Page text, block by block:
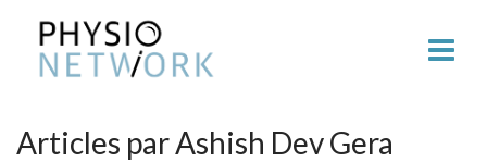
Articles par Ashish Dev Gera